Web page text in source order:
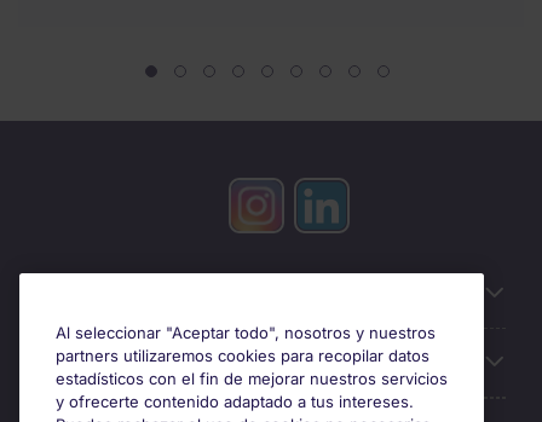
Búsqueda de empleo
Al seleccionar "Aceptar todo", nosotros y nuestros
partners utilizaremos cookies para recopilar datos
estadísticos con el fin de mejorar nuestros servicios
y ofrecerte contenido adaptado a tus intereses.